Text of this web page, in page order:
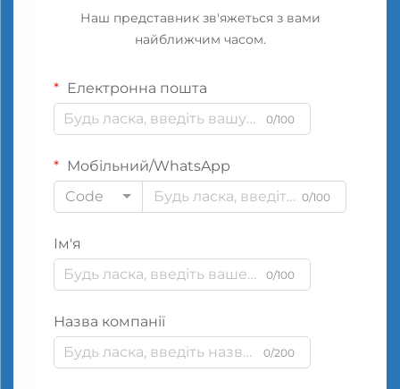
Наш представник зв'яжеться з вами
найближчим часом.
Електронна пошта
0/100
Мобільний/WhatsApp
Code
0/100
Ім'я
0/100
Назва компанії
0/200